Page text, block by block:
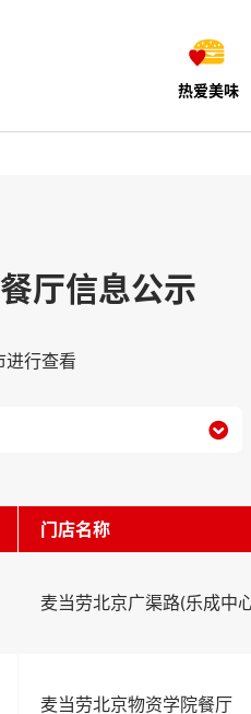
热爱美味
厅信息公示
进行查看

门店名称
麦当劳北京广渠路(乐成中
麦当劳北京物资学院餐厅